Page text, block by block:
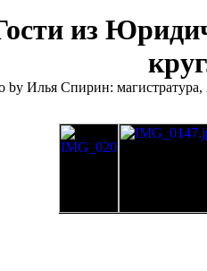
из
by Илья Спирин: магистратура,